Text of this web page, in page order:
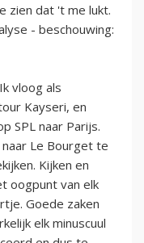
zien dat 't me lukt.
- beschouwing:
vloog als
Kayseri, en
SPL naar Parijs.
Le Bourget te
Kijken en
oogpunt van elk
Goede zaken
elk minuscuul